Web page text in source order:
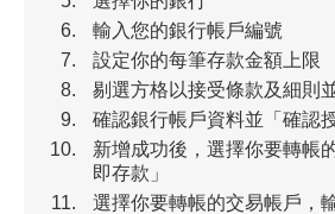
輸入您的銀行帳戶編號
設定你的每筆存款金額上限
剔選方格以接受條款及細則
確認銀行帳戶資料並「確認授
新增成功後，選擇你要轉帳
即存款」
選擇你要轉帳的交易帳戶，